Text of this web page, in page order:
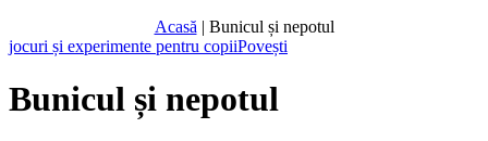
Acasă | Bunicul și nepotul
jocuri și experimente pentru copiiPovești
Bunicul și nepotul